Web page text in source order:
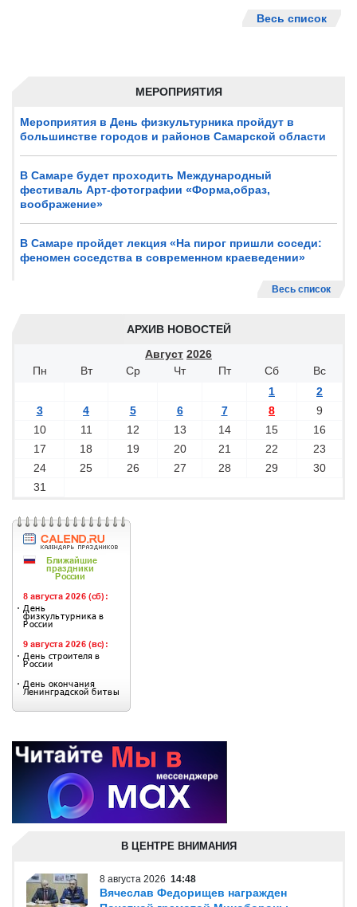
МЕРОПРИЯТИЯ
Мероприятия в День физкультурника пройдут в
большинстве городов и районов Самарской области
В Самаре будет проходить Международный
фестиваль Арт-фотографии «Форма,образ,
воображение»
В Самаре пройдет лекция «На пирог пришли соседи:
феномен соседства в современном краеведении»
Весь список
АРХИВ НОВОСТЕЙ
Август 2026
Пн
Вт Ср Чт Пт Сб
Вс
1
2
3
4 5 6 7 8
9
10
11 12 13 14 15
16
17
18 19 20 21 22
23
24
25 26 27 28 29
30
31
Весь список
В ЦЕНТРЕ ВНИМАНИЯ
8 августа 2026 14:48
Вячеслав Федорищев награжден